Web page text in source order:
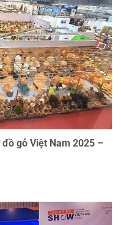
gỗ Việt Nam 2025 –